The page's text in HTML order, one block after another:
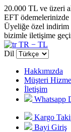
20.000 TL ve üzeri
EFT ödemelerinizde
Üyeliğe özel indirim
bizimle iletişime
TR − TL
Dil
Hakkımızda
Müşteri
İletişim
Whatsapp
Kargo
Bayi Giriş